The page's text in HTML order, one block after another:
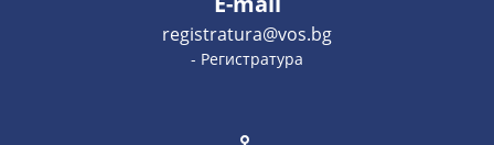
registratura@vos.bg
- Регистратура